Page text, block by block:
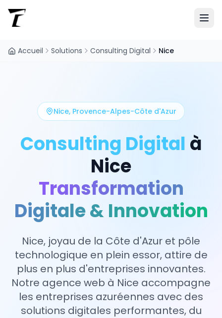
Accueil Solutions Consulting Digital Nice
Nice, Provence-Alpes-Côte d'Azur
Consulting Digital à
Nice
Transformation
Digitale & Innovation
Nice, joyau de la Côte d'Azur et pôle
technologique en plein essor, attire de
plus en plus d'entreprises innovantes.
Notre agence web à Nice accompagne
les entreprises azuréennes avec des
solutions digitales performantes, du